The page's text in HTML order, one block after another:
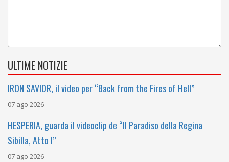
ULTIME NOTIZIE
IRON SAVIOR, il video per “Back from the Fires of Hell”
07 ago 2026
HESPERIA, guarda il videoclip de “Il Paradiso della Regina
Sibilla, Atto I”
07 ago 2026